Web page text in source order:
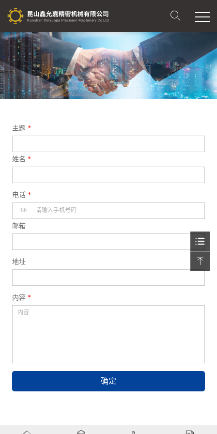
主题 *
姓名 *
电话 *
邮箱
地址
内容 *